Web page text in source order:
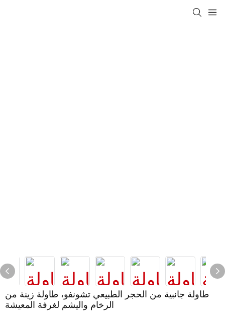
طاولة جانبية من الحجر الطبيعي تشونفو، طاولة زينة من
الرخام واليشم لغرفة المعيشة